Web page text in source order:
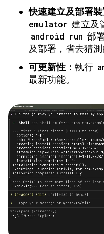
快速建立及部署
emulator 建立及
android run 部
及部署，省去猜測
可更新性： 執行
最新功能。